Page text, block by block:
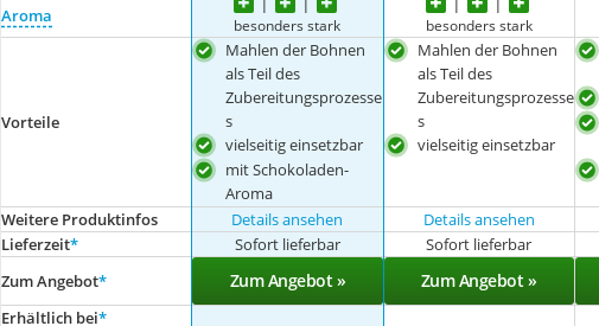
Aroma
besonders stark besonders stark
Vorteile
Mahlen der Bohnen
als Teil des
Zubereitungsprozesse
s
vielseitig einsetzbar
mit Schokoladen-
Aroma
Mahlen der Bohnen
als Teil des
Zubereitungsprozesse
s
vielseitig einsetzbar
Weitere Produktinfos Details ansehen Details ansehen
Lieferzeit* Sofort lieferbar Sofort lieferbar
Zum Angebot* Zum Angebot » Zum Angebot »
Erhältlich bei*